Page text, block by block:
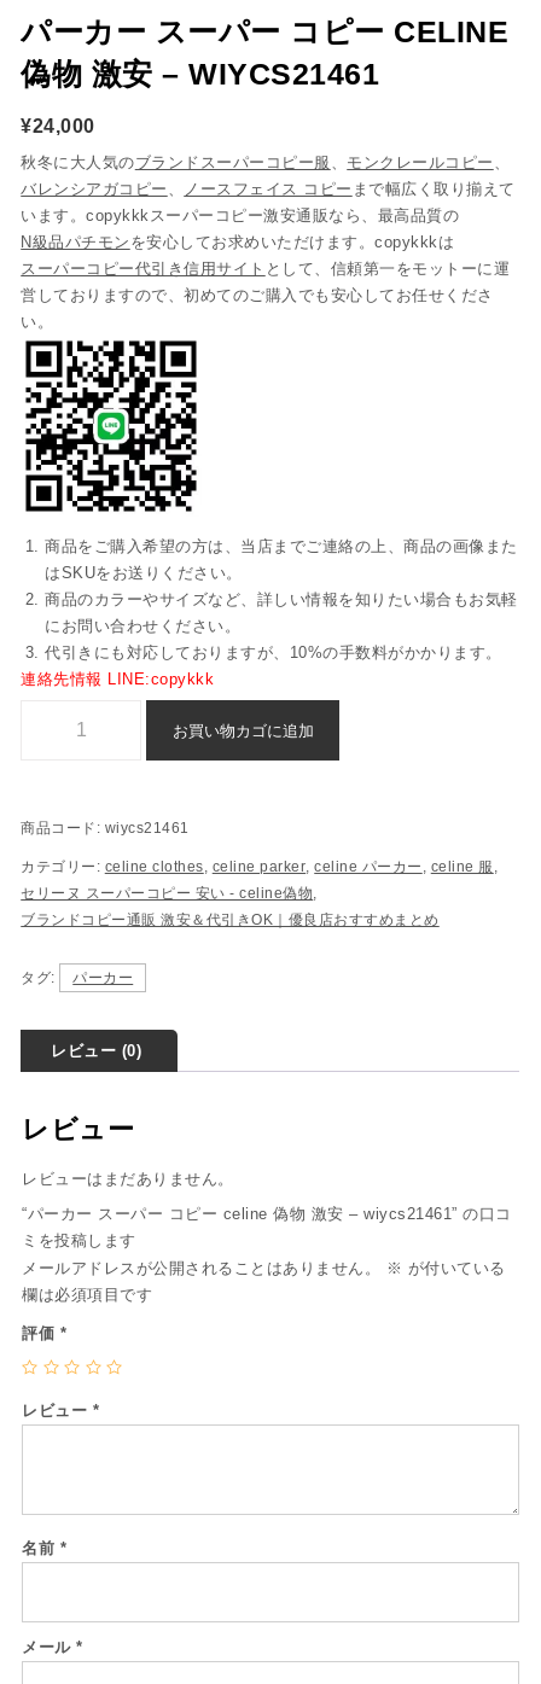
パーカー スーパー コピー CELINE
偽物 激安 – WIYCS21461
¥24,000
秋冬に大人気のブランドスーパーコピー服 、 モンクレールコピー 、
バレンシアガコピー 、 ノースフェイス コピー まで幅広く取り揃えて
います。copykkkスーパーコピー激安通販なら、最高品質の
N級品パチモン を安心してお求めいただけます。copykkkは
スーパーコピー代引き信用サイト として、信頼第一をモットーに運
営しておりますので、初めてのご購入でも安心してお任せくださ
い。
商品をご購入希望の方は、当店までご連絡の上、商品の画像また
はSKUをお送りください。
商品のカラーやサイズなど、詳しい情報を知りたい場合もお気軽
にお問い合わせください。
代引きにも対応しておりますが、10%の手数料がかかります。
連絡先情報 LINE:copykkk
お買い物カゴに追加
商品コード: wiycs21461
カテゴリー: celine clothes, celine parker,celine パーカー , celine 服 ,
セリーヌ スーパーコピー​ 安い - celine偽物,
ブランドコピー通販 激安＆代引きOK｜優良店おすすめまとめ
タグ: パーカー
レビュー (0)
レビュー
レビューはまだありません。
“パーカー スーパー コピー celine 偽物 激安 – wiycs21461” の口コ
ミを投稿します
メールアドレスが公開されることはありません。
※ が付いている
欄は必須項目です
評価 *
レビュー *
名前 *
メール*